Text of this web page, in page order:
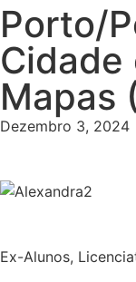
Porto/
Cidade
Mapas
Dezembro 3, 2024
Ex-Alunos,